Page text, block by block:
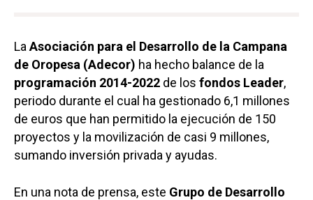
La Asociación para el Desarrollo de la Campana
de Oropesa (Adecor) ha hecho balance de la
programación 2014-2022 de los fondos Leader,
periodo durante el cual ha gestionado 6,1 millones
de euros que han permitido la ejecución de 150
proyectos y la movilización de casi 9 millones,
sumando inversión privada y ayudas.
En una nota de prensa, este Grupo de Desarrollo